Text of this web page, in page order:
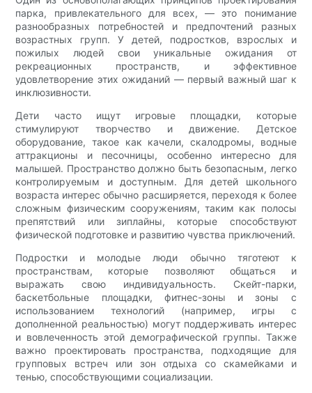
парка, привлекательного для всех, — это понимание
разнообразных потребностей и предпочтений разных
возрастных групп. У детей, подростков, взрослых и
пожилых людей свои уникальные ожидания от
рекреационных пространств, и эффективное
удовлетворение этих ожиданий — первый важный шаг к
инклюзивности.
Дети часто ищут игровые площадки, которые
стимулируют творчество и движение. Детское
оборудование, такое как качели, скалодромы, водные
аттракционы и песочницы, особенно интересно для
малышей. Пространство должно быть безопасным, легко
контролируемым и доступным. Для детей школьного
возраста интерес обычно расширяется, переходя к более
сложным физическим сооружениям, таким как полосы
препятствий или зиплайны, которые способствуют
физической подготовке и развитию чувства приключений.
Подростки и молодые люди обычно тяготеют к
пространствам, которые позволяют общаться и
выражать свою индивидуальность. Скейт-парки,
баскетбольные площадки, фитнес-зоны и зоны с
использованием технологий (например, игры с
дополненной реальностью) могут поддерживать интерес
и вовлеченность этой демографической группы. Также
важно проектировать пространства, подходящие для
групповых встреч или зон отдыха со скамейками и
тенью, способствующими социализации.